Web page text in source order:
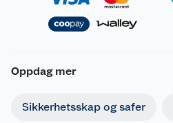
Oppdag mer
Sikkerhetsskap og safer